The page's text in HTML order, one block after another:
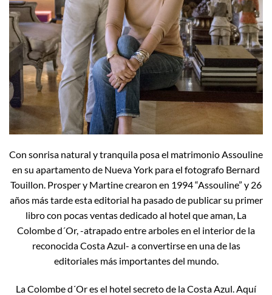
Con sonrisa natural y tranquila posa el matrimonio Assouline
en su apartamento de Nueva York para el fotografo Bernard
Touillon. Prosper y Martine crearon en 1994 “Assouline” y 26
años más tarde esta editorial ha pasado de publicar su primer
libro con pocas ventas dedicado al hotel que aman, La
Colombe d´Or, -atrapado entre arboles en el interior de la
reconocida Costa Azul- a convertirse en una de las
editoriales más importantes del mundo.
La Colombe d´Or es el hotel secreto de la Costa Azul. Aquí